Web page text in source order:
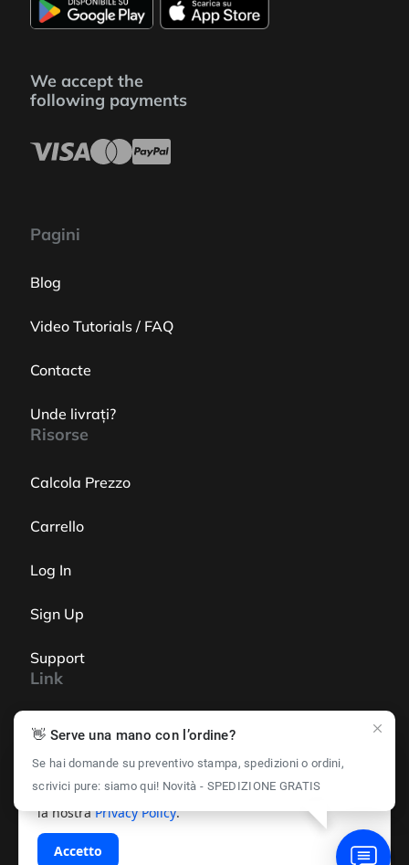
Pagini
Blog
Video Tutorials / FAQ
Contacte
Unde livrați?
Risorse
Calcola Prezzo
Carrello
Log In
Sign Up
Support
Link
Online Shop
Edit You PDF
We accept the
following payments
Termeni și Condiții Generale de Vânzare GDPR
📄 Utilizziamo i cookie per offrirti la migliore
esperienza possibile. Navigando su questo sito accetti
la nostraPrivacy Policy.
Accetto
👋 Serve una mano con l’ordine?
Se hai domande su preventivo stampa, spedizioni o ordini,
scrivici pure: siamo qui! Novità - SPEDIZIONE GRATIS